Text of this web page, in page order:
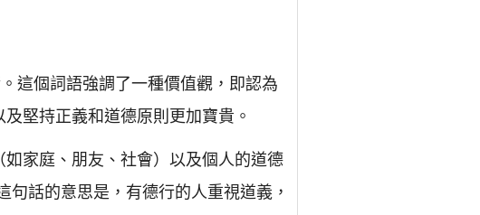
這個詞語強調了一種價值觀，即認為
堅持正義和道德原則更加寶貴。
家庭、朋友、社會）以及個人的道德
話的意思是，有德行的人重視道義，